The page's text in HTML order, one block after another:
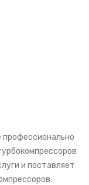
профессионально
и поставляет